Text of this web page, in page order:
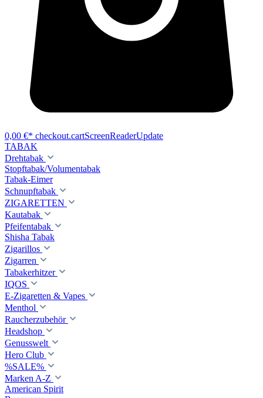
0,00 €* checkout.cartScreenReaderUpdate
TABAK
Drehtabak
Stopftabak/Volumentabak
Tabak-Eimer
Schnupftabak
ZIGARETTEN
Kautabak
Pfeifentabak
Shisha Tabak
Zigarillos
Zigarren
Tabakerhitzer
IQOS
E-Zigaretten & Vapes
Menthol
Raucherzubehör
Headshop
Genusswelt
Hero Club
%SALE%
Marken A-Z
American Spirit